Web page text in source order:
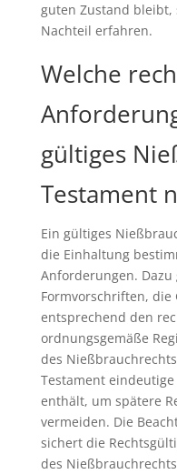
guten Zustand bleibt,
Nachteil erfahren.
Welche
gültiges
Testament
Ein gültiges
die Einhaltung
Anforderungen.
Formvorschriften, die
entsprechend den
ordnungsgemäße
des
Testament
enthält, um spätere
vermeiden. Die
sichert die
des